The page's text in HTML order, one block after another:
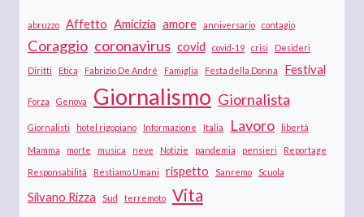
abruzzo Affetto Amicizia amore anniversario contagio
Coraggio coronavirus covid covid-19 crisi Desideri
Diritti Etica Fabrizio De André Famiglia Festa della Donna Festival
Forza Genova Giornalismo Giornalista
Giornalisti hotel rigopiano Informazione Italia Lavoro libertà
Mamma morte musica neve Notizie pandemia pensieri Reportage
Responsabilità Restiamo Umani rispetto Sanremo Scuola
Silvano Rizza Sud terremoto Vita